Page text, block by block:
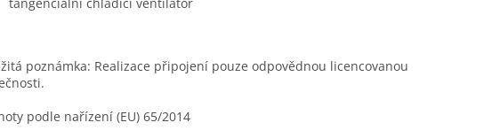
tangenciální chladicí ventilátor
poznámka: Realizace připojení pouze odpovědnou licencovanou
podle nařízení (EU) 65/2014